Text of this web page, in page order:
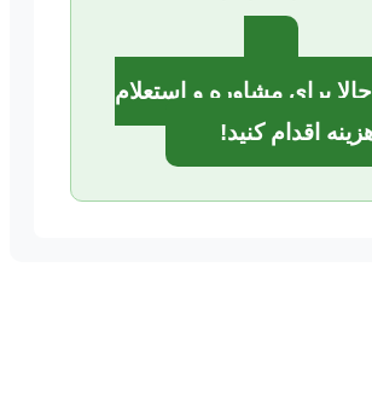
برای مشاوره و استعلام
اقدام کنید!